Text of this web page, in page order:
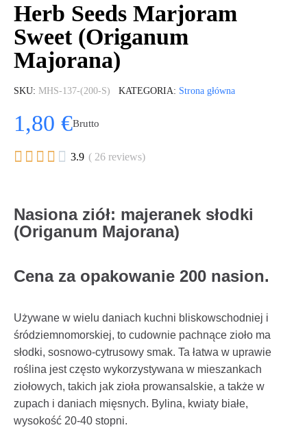
Herb Seeds Marjoram
Sweet (Origanum
Majorana)
SKU MHS-137-(200-S) KATEGORIA Strona główna
1,80 €Brutto
     3.9 ( 26 reviews)
Nasiona ziół: majeranek słodki
(Origanum Majorana)
Cena za opakowanie 200 nasion.
Używane w wielu daniach kuchni bliskowschodniej i
śródziemnomorskiej, to cudownie pachnące zioło ma
słodki, sosnowo-cytrusowy smak. Ta łatwa w uprawie
roślina jest często wykorzystywana w mieszankach
ziołowych, takich jak zioła prowansalskie, a także w
zupach i daniach mięsnych. Bylina, kwiaty białe,
wysokość 20-40 stopni.